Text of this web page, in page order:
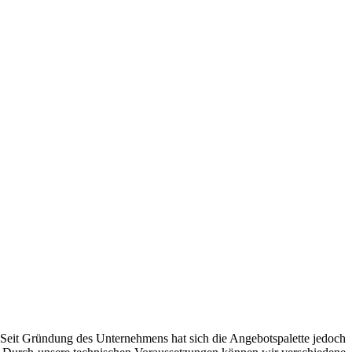
Gründung des Unternehmens hat sich die Angebotspalette jedoch